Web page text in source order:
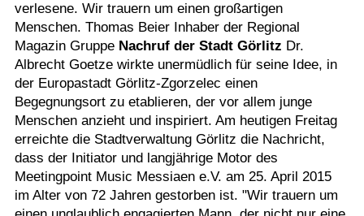
verlesene. Wir trauern um einen großartigen
Menschen. Thomas Beier Inhaber der Regional
Magazin Gruppe Nachruf der Stadt Görlitz Dr.
Albrecht Goetze wirkte unermüdlich für seine Idee, in
der Europastadt Görlitz-Zgorzelec einen
Begegnungsort zu etablieren, der vor allem junge
Menschen anzieht und inspiriert. Am heutigen Freitag
erreichte die Stadtverwaltung Görlitz die Nachricht,
dass der Initiator und langjährige Motor des
Meetingpoint Music Messiaen e.V. am 25. April 2015
im Alter von 72 Jahren gestorben ist. "Wir trauern um